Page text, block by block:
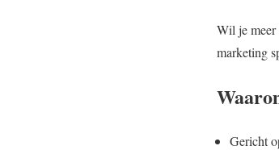
Wil je meer
marketing
Gericht